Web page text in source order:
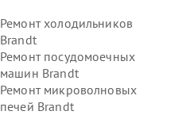
Ремонт холодильников
Brandt
Ремонт посудомоечных
машин Brandt
Ремонт микроволновых
печей Brandt